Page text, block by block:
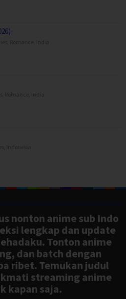
nonton anime sub Indo
lengkap dan update
Tonton anime
dan batch dengan
ribet. Temukan judul
streaming anime
kapan saja.